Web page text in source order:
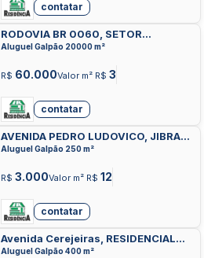
contatar
RODOVIA BR 0060, SETOR
INDUSTRIAL AEROPORTO, ANAPOLIS
Aluguel Galpão 20000 m²
R$ 60.000Valor m² R$ 3
contatar
AVENIDA PEDRO LUDOVICO, JIBRAN
EL HADJ, ANAPOLIS
Aluguel Galpão 250 m²
R$ 3.000Valor m² R$ 12
contatar
Avenida Cerejeiras, RESIDENCIAL
CEREJEIRAS, ANAPOLIS
Aluguel Galpão 400 m²